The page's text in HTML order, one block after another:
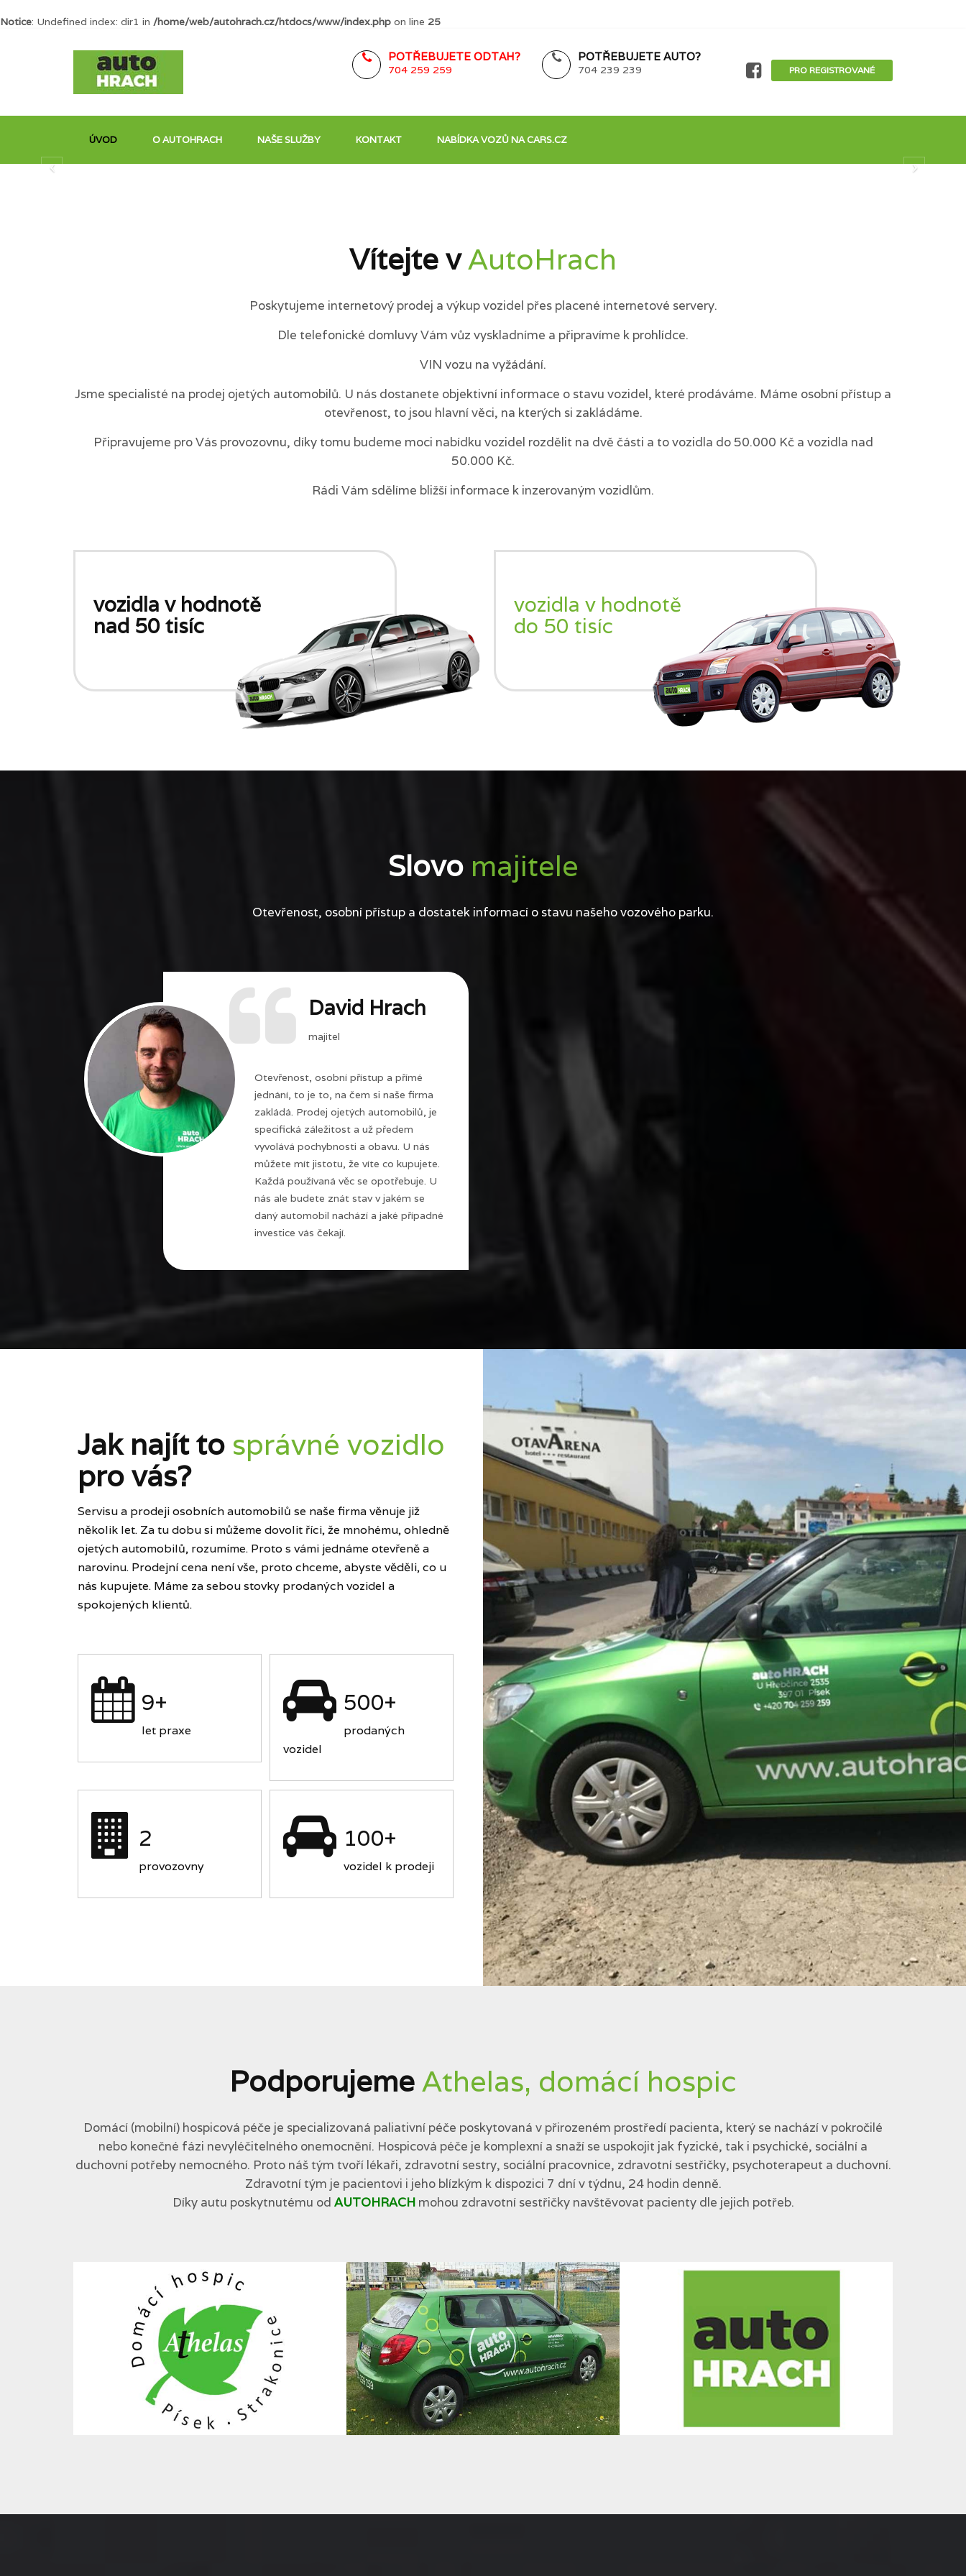
Notice: Undefined index: dir1 in /home/web/autohrach.cz/htdocs/www/index.php on line 25
POTŘEBUJETE ODTAH?
704 259 259
POTŘEBUJETE AUTO?
704 239 239 PRO REGISTROVANÉ
ÚVOD O AUTOHRACH NAŠE SLUŽBY KONTAKT NABÍDKA VOZŮ NA CARS.CZ
Vítejte vAutoHrach
Poskytujeme internetový prodej a výkup vozidel přes placené internetové servery.
Dle telefonické domluvy Vám vůz vyskladníme a připravíme k prohlídce.
VIN vozu na vyžádání.
Jsme specialisté na prodej ojetých automobilů. U nás dostanete objektivní informace o stavu vozidel, které prodáváme. Máme osobní přístup a
otevřenost, to jsou hlavní věci, na kterých si zakládáme.
Připravujeme pro Vás provozovnu, díky tomu budeme moci nabídku vozidel rozdělit na dvě části a to vozidla do 50.000 Kč a vozidla nad
50.000 Kč.
Rádi Vám sdělíme bližší informace k inzerovaným vozidlům.
vozidla v hodnotě
nad 50 tisíc
vozidla v hodnotě
do 50 tisíc
Slovo majitele
Otevřenost, osobní přístup a dostatek informací o stavu našeho vozového parku.
David Hrach
majitel
Otevřenost, osobní přístup a přímé
jednání, to je to, na čem si naše firma
zakládá. Prodej ojetých automobilů, je
specifická záležitost a už předem
vyvolává pochybnosti a obavu. U nás
můžete mít jistotu, že víte co kupujete.
Každá používaná věc se opotřebuje. U
nás ale budete znát stav v jakém se
daný automobil nachází a jaké případné
investice vás čekají.
Jak najít to správné vozidlo
pro vás?
Servisu a prodeji osobních automobilů se naše firma věnuje již
několik let. Za tu dobu si můžeme dovolit říci, že mnohému, ohledně
ojetých automobilů, rozumíme. Proto s vámi jednáme otevřeně a
narovinu. Prodejní cena není vše, proto chceme, abyste věděli, co u
nás kupujete. Máme za sebou stovky prodaných vozidel a
spokojených klientů.
9+
let praxe
500+
prodaných
vozidel
2
provozovny
100+
vozidel k prodeji
PodporujemeAthelas, domácí hospic
Domácí (mobilní) hospicová péče je specializovaná paliativní péče poskytovaná v přirozeném prostředí pacienta, který se nachází v pokročilé
nebo konečné fázi nevyléčitelného onemocnění. Hospicová péče je komplexní a snaží se uspokojit jak fyzické, tak i psychické, sociální a
duchovní potřeby nemocného. Proto náš tým tvoří lékaři, zdravotní sestry, sociální pracovnice, zdravotní sestřičky, psychoterapeut a duchovní.
Zdravotní tým je pacientovi i jeho blízkým k dispozici 7 dní v týdnu, 24 hodin denně.
Díky autu poskytnutému od AUTOHRACHmohou zdravotní sestřičky navštěvovat pacienty dle jejich potřeb.